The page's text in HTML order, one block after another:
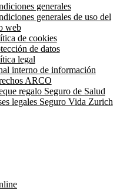
generales
generales de uso del
web
de cookies
de datos
legal
interno de información
ARCO
regalo Seguro de Salud
legales Seguro Vida Zurich